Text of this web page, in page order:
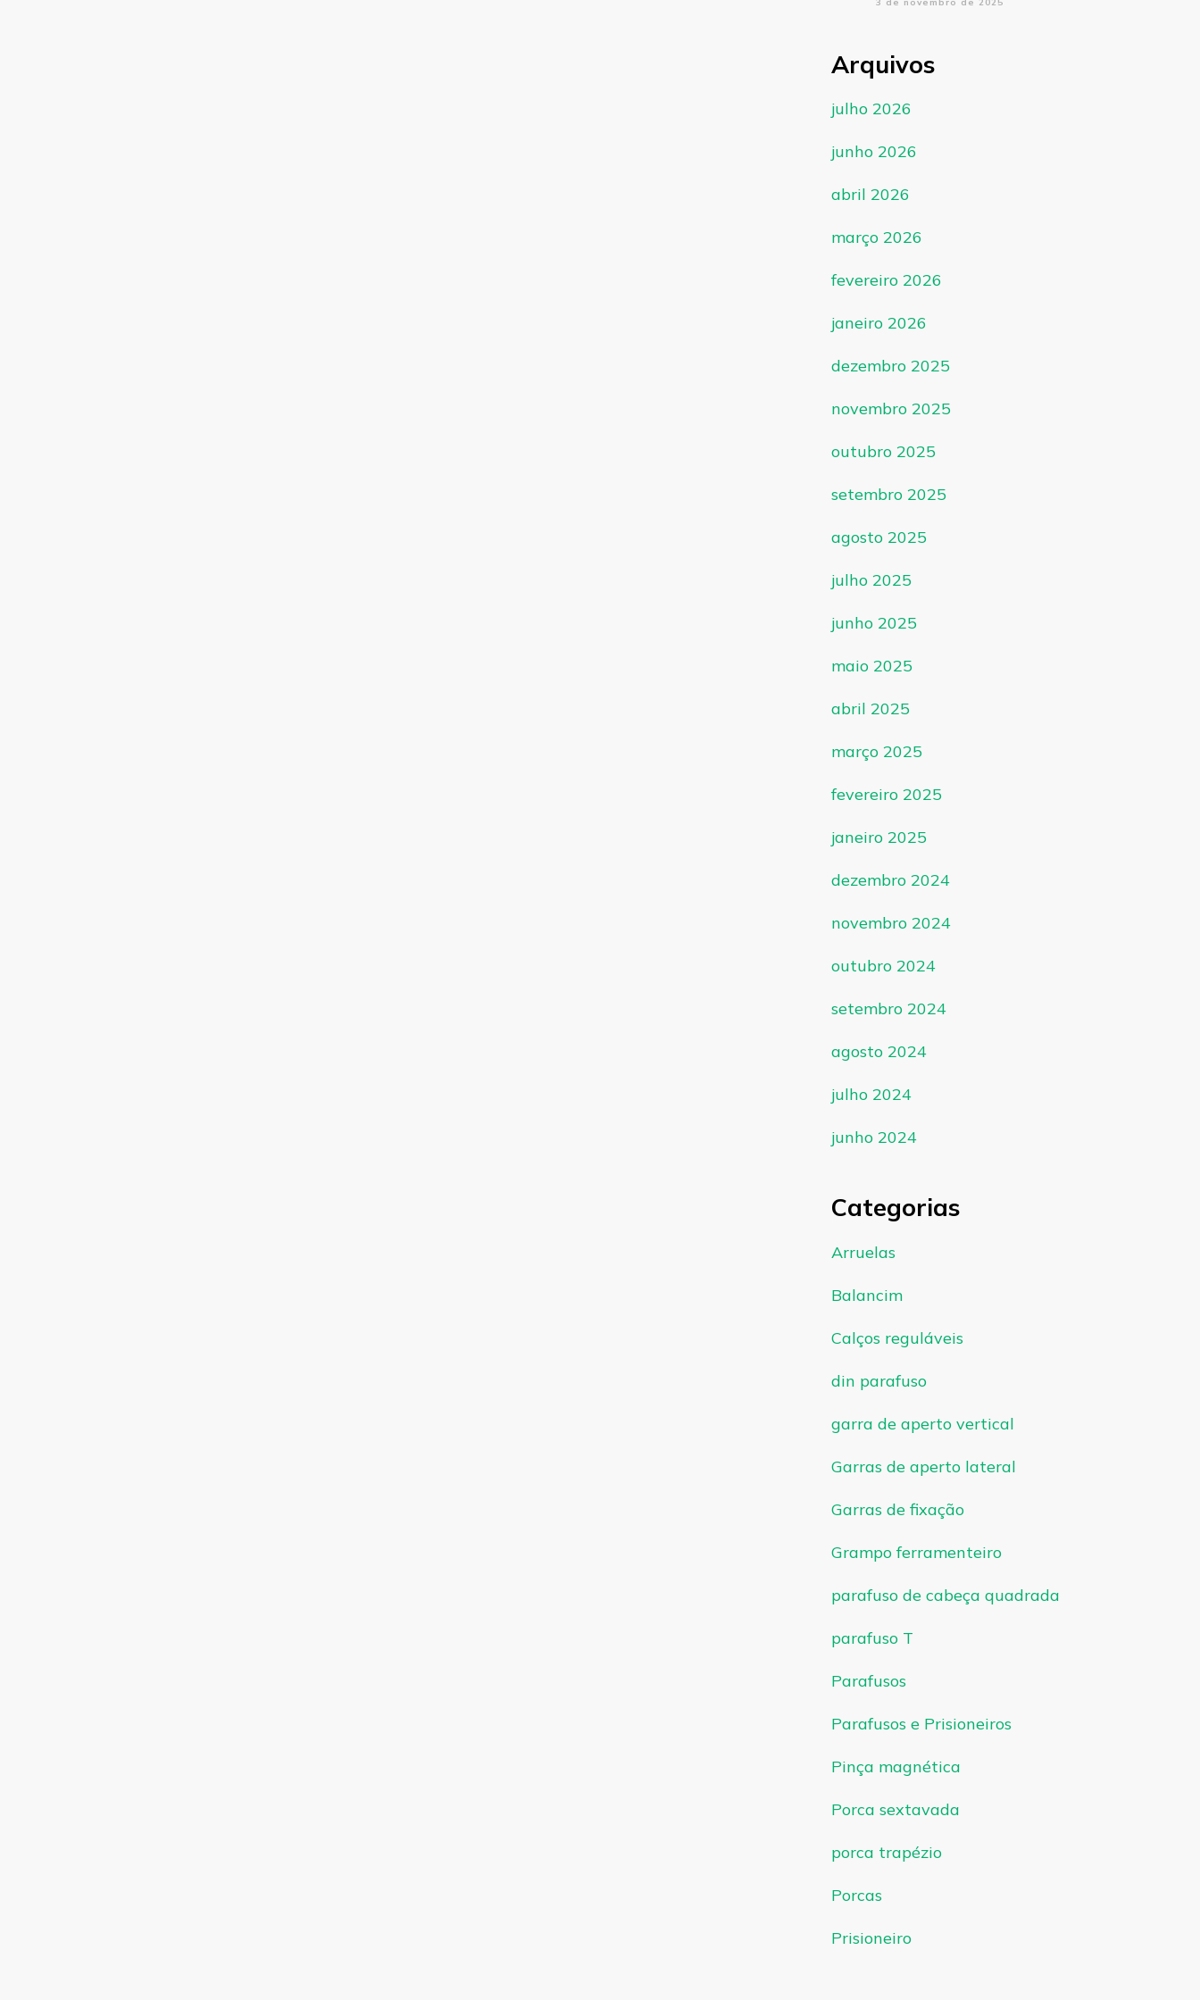
Arquivos
julho 2026
junho 2026
abril 2026
março 2026
fevereiro 2026
janeiro 2026
dezembro 2025
novembro 2025
outubro 2025
setembro 2025
agosto 2025
julho 2025
junho 2025
maio 2025
abril 2025
março 2025
fevereiro 2025
janeiro 2025
dezembro 2024
novembro 2024
outubro 2024
setembro 2024
agosto 2024
julho 2024
junho 2024
Categorias
Arruelas
Balancim
Calços reguláveis
din parafuso
garra de aperto vertical
Garras de aperto lateral
Garras de fixação
Grampo ferramenteiro
parafuso de cabeça quadrada
parafuso T
Parafusos
Parafusos e Prisioneiros
Pinça magnética
Porca sextavada
porca trapézio
Porcas
Prisioneiro